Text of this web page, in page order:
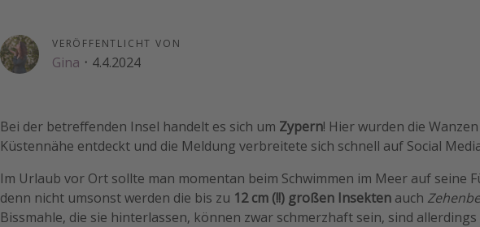
VERÖFFENTLICHT VON
Gina · 4.4.2024
Bei der betreffenden Insel handelt es sich um Zypern! Hier wurden die
Küstennähe entdeckt und die Meldung verbreitete sich schnell auf Social
Im Urlaub vor Ort sollte man momentan beim Schwimmen im Meer auf seine
denn nicht umsonst werden die bis zu 12 cm (!!) großen Insekten auch
Bissmahle, die sie hinterlassen, können zwar schmerzhaft sein, sind